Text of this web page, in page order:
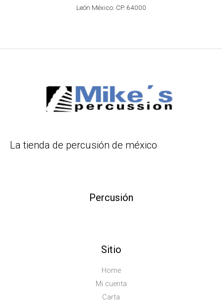
León México. CP. 64000
La tienda de percusión de méxico
Percusión
Sitio
Home
Mi cuenta
Carta